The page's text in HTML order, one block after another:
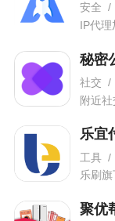
快速练习、每
持搜题，让问
更新日志
年03月最新全
题题库，实时
整理，选择权
力通关，没有
安全 /
IP代理
秘密
社交 /
附近社
乐宜
工具 /
乐刷
聚优